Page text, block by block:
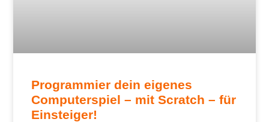
Programmier dein eigenes
Computerspiel – mit Scratch – für
Einsteiger!